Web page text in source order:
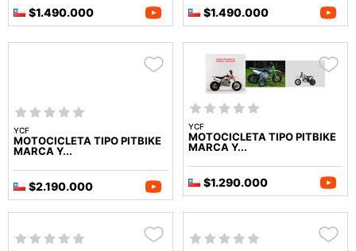
$1.490.000 $1.490.000
YCF
MOTOCICLETA TIPO PITBIKE
MARCA Y...
$2.190.000
YCF
MOTOCICLETA TIPO PITBIKE
MARCA Y...
$1.290.000